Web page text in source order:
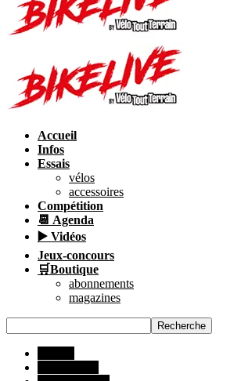
Accueil
Infos
Essais
vélos
accessoires
Compétition
📆 Agenda
▶️ Vidéos
Jeux-concours
🛒Boutique
abonnements
magazines